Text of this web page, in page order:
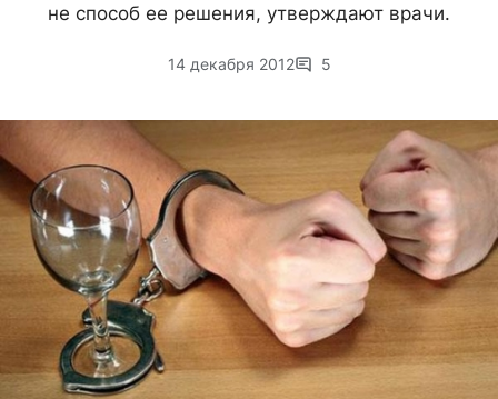
не способ ее решения, утверждают врачи.
14 декабря 2012 5